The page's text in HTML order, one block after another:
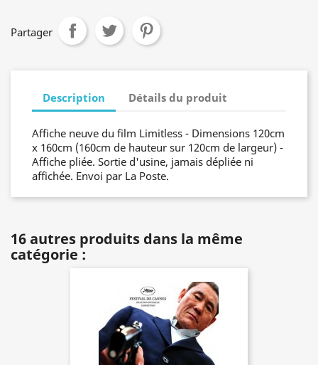
Partager
Description Détails du produit
Affiche neuve du film Limitless - Dimensions 120cm
x 160cm (160cm de hauteur sur 120cm de largeur) -
Affiche pliée. Sortie d'usine, jamais dépliée ni
affichée. Envoi par La Poste.
16 autres produits dans la même
catégorie :